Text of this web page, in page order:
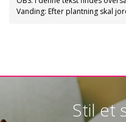
Vanding: Efter plantning skal
Stil et